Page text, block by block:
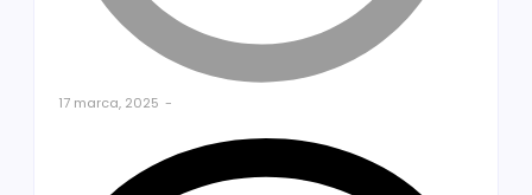
17 marca, 2025 -